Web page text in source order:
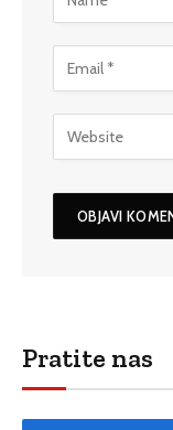
Pratite nas